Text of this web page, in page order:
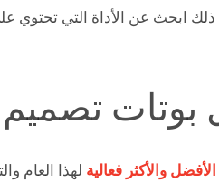
ذلك ابحث عن الأداة التي
بوتات
الأفضل والأكثر فعالية لهذا العام